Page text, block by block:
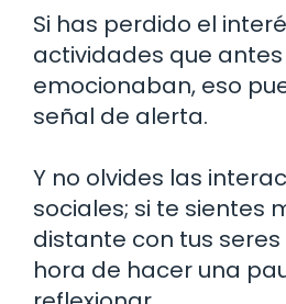
Si has perdido el
actividades que
emocionaban, eso
señal de alerta.
Y no olvides las
sociales; si te sientes
distante con tus seres
hora de hacer una